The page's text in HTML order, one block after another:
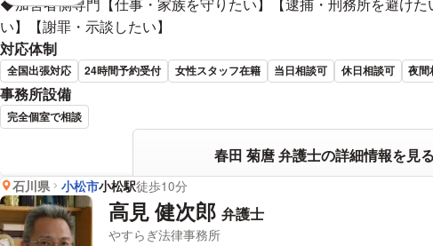
い】【謝罪・示談したい】
対応体制
全国出張対応 24時間予約受付 女性スタッフ在籍 当日相談可 休日相談可 夜間
事務所設備
完全個室で相談
春田 菊麿 弁護士の詳細情報を見る
石川県 小松市小松駅徒歩10分
高見 健次郎 弁護士
やすらぎ法律事務所